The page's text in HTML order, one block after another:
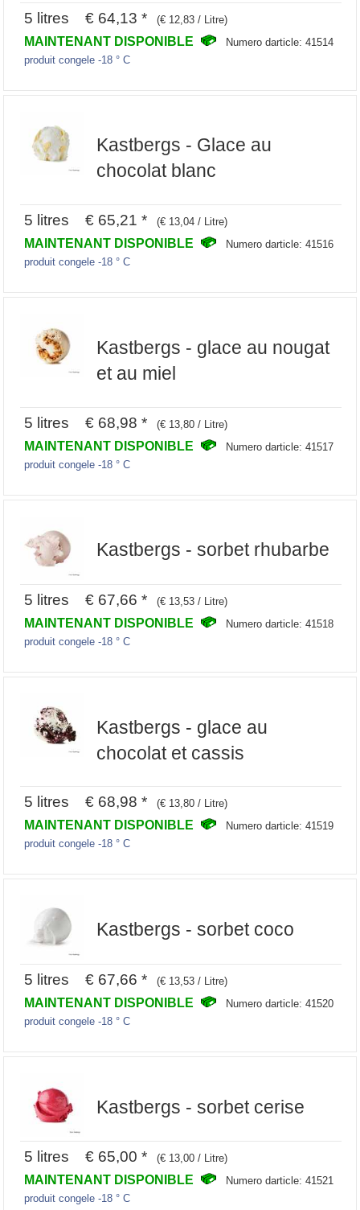
5 litres € 64,13 * (€ 12,83 / Litre)
MAINTENANT DISPONIBLE
Numero darticle: 41514
produit congele -18 ° C
Kastbergs - Glace au
chocolat blanc
5 litres € 65,21 * (€ 13,04 / Litre)
MAINTENANT DISPONIBLE
Numero darticle: 41516
produit congele -18 ° C
Kastbergs - glace au nougat
et au miel
5 litres € 68,98 * (€ 13,80 / Litre)
MAINTENANT DISPONIBLE
Numero darticle: 41517
produit congele -18 ° C
Kastbergs - sorbet rhubarbe
5 litres € 67,66 * (€ 13,53 / Litre)
MAINTENANT DISPONIBLE
Numero darticle: 41518
produit congele -18 ° C
Kastbergs - glace au
chocolat et cassis
5 litres € 68,98 * (€ 13,80 / Litre)
MAINTENANT DISPONIBLE
Numero darticle: 41519
produit congele -18 ° C
Kastbergs - sorbet coco
5 litres € 67,66 * (€ 13,53 / Litre)
MAINTENANT DISPONIBLE
Numero darticle: 41520
produit congele -18 ° C
Kastbergs - sorbet cerise
5 litres € 65,00 * (€ 13,00 / Litre)
MAINTENANT DISPONIBLE
Numero darticle: 41521
produit congele -18 ° C